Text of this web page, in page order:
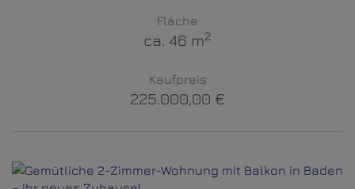
Fläche
ca. 46 m2
Kaufpreis
225.000,00 €